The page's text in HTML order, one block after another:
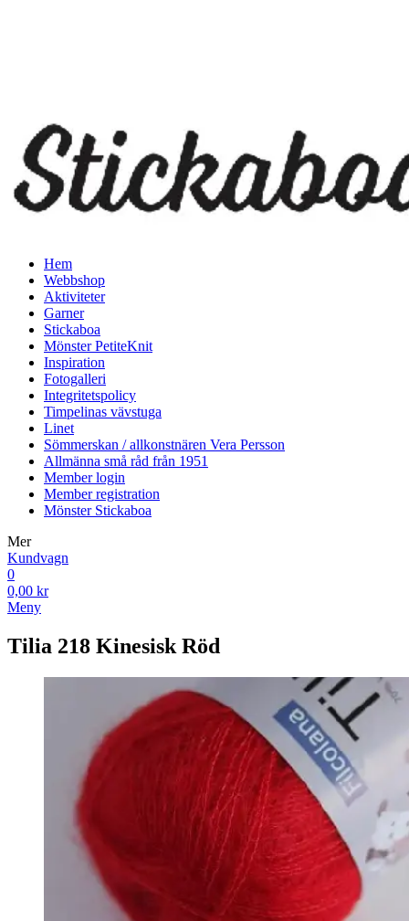
Hem
Webbshop
Aktiviteter
Garner
Stickaboa
Mönster PetiteKnit
Inspiration
Fotogalleri
Integritetspolicy
Timpelinas vävstuga
Linet
Sömmerskan / allkonstnären Vera Persson
Allmänna små råd från 1951
Member login
Member registration
Mönster Stickaboa
Mer
Kundvagn
0
0,00 kr
Meny
Tilia 218 Kinesisk Röd